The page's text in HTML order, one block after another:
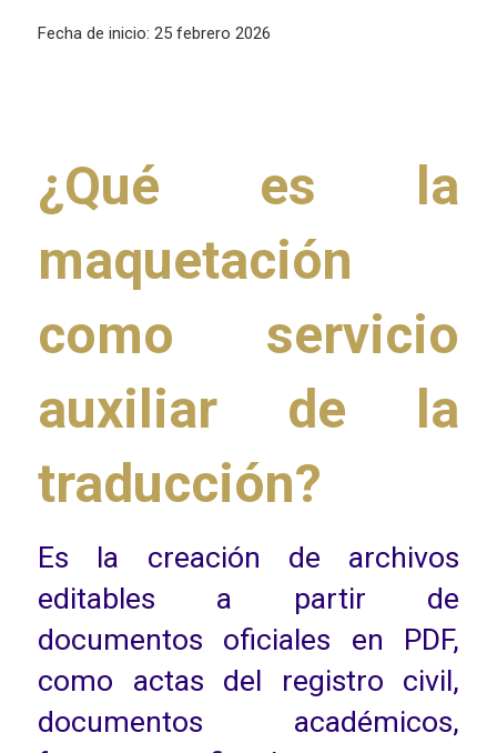
Fecha de inicio: 25 febrero 2026
¿Qué es la
maquetación
como servicio
auxiliar de la
traducción?
Es la creación de archivos
editables a partir de
documentos oficiales en PDF,
como actas del registro civil,
documentos académicos,